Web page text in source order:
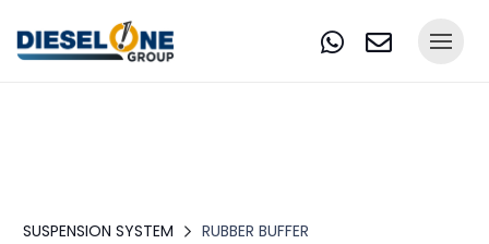
SUSPENSION SYSTEM RUBBER BUFFER